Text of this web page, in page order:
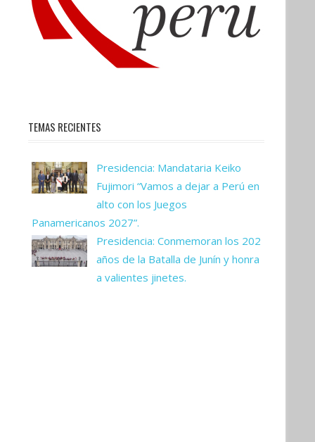
TEMAS RECIENTES
Presidencia: Mandataria Keiko
Fujimori “Vamos a dejar a Perú en
alto con los Juegos
Panamericanos 2027”.
Presidencia: Conmemoran los 202
años de la Batalla de Junín y honra
a valientes jinetes.